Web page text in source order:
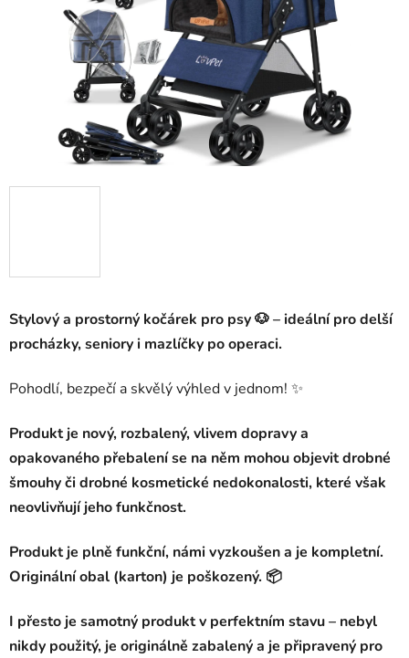
Stylový a prostorný kočárek pro psy 🐶 – ideální pro delší
procházky, seniory i mazlíčky po operaci.
Pohodlí, bezpečí a skvělý výhled v jednom! ✨
Produkt je nový, rozbalený, vlivem dopravy a
opakovaného přebalení se na něm mohou objevit drobné
šmouhy či drobné kosmetické nedokonalosti, které však
neovlivňují jeho funkčnost.
Produkt je plně funkční, námi vyzkoušen a je kompletní.
Originální obal (karton) je poškozený. 📦
I přesto je samotný produkt v perfektním stavu – nebyl
nikdy použitý, je originálně zabalený a je připravený pro